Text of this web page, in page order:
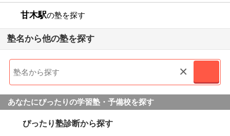
甘木駅の塾を探す
塾名から他の塾を探す
×
あなたにぴったりの学習塾・予備校を探す
ぴったり塾診断から探す